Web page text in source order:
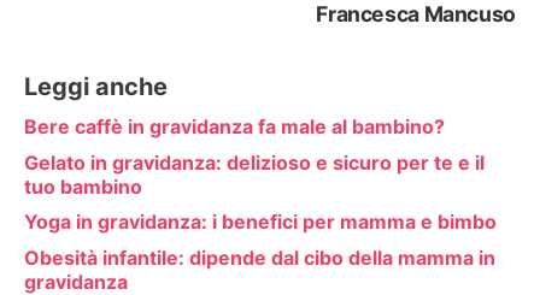
Francesca Mancuso
Leggi anche
Bere caffè in gravidanza fa male al bambino?
Gelato in gravidanza: delizioso e sicuro per te e il
tuo bambino
Yoga in gravidanza: i benefici per mamma e bimbo
Obesità infantile: dipende dal cibo della mamma in
gravidanza